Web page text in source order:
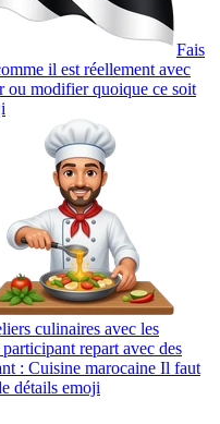
Fais
il est réellement avec
ou modifier quoique ce soit
culinaires avec les
repart avec des
: Cuisine marocaine Il faut
détails emoji